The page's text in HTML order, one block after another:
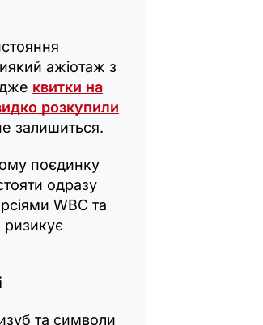
ажіотаж з
квитки на
розкупили
залишиться.
поєдинку
одразу
WBC та
та символи